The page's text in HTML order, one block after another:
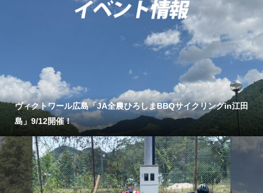
ヴィクトワール広島「JA全農ひろしまBBQサイクリングin江田
島」9/12開催！